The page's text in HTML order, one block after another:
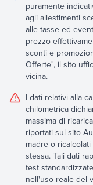
puramente
agli allestimenti
alle tasse ed
prezzo
sconti e
Offerte", il sito
vicina.
I dati relativi alla
chilometrica
massima di
riportati sul sito
madre o
stessa. Tali dati
test
nell'uso reale del